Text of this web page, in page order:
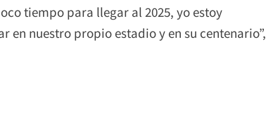
tiempo para llegar al 2025, yo estoy
en nuestro propio estadio y en su centenario”,